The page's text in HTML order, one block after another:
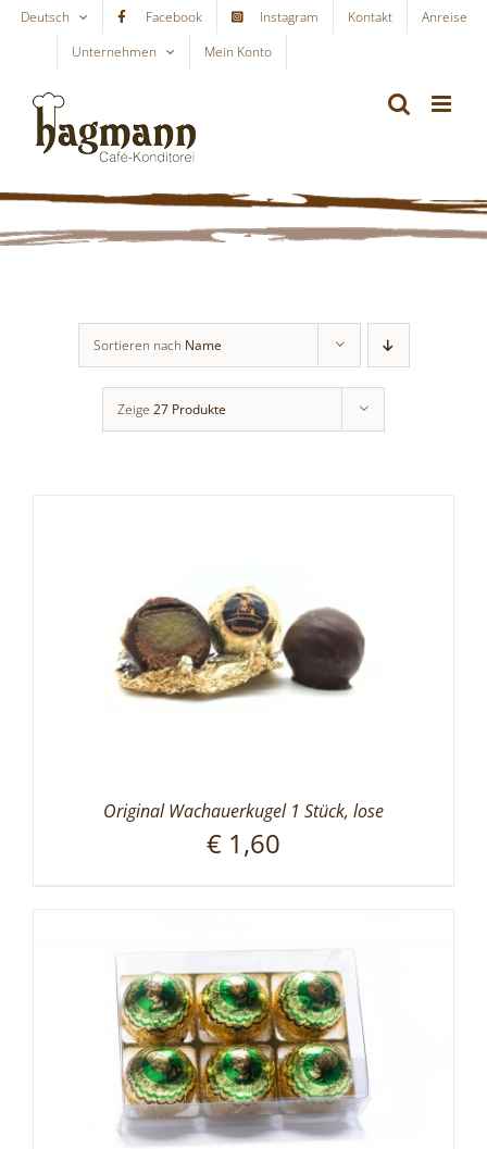
Skip
content
Deutsch Facebook Instagram Kontakt
Anreise
Unternehmen
Mein Konto
Sortieren nach Name
Zeige 27 Produkte
Original Wachauerkugel 1 Stück, lose
€ 1,60